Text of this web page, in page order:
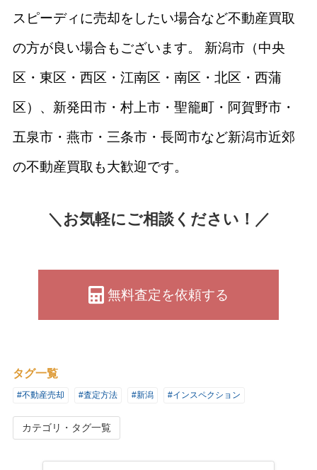
スピーディに売却をしたい場合など不動産買取
の方が良い場合もございます。 新潟市（中央
区・東区・西区・江南区・南区・北区・西蒲
区）、新発田市・村上市・聖籠町・阿賀野市・
五泉市・燕市・三条市・長岡市など新潟市近郊
の不動産買取も大歓迎です。
＼お気軽にご相談ください！／
無料査定を依頼する
タグ一覧
#不動産売却 #査定方法 #新潟 #インスペクション
カテゴリ・タグ一覧